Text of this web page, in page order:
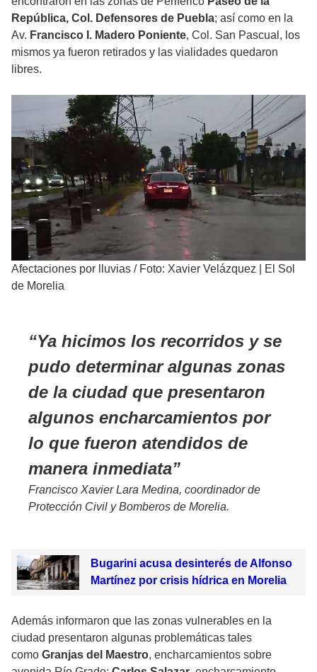
República, Col. Defensores de Puebla; así como en la
Av. Francisco I. Madero Poniente, Col. San Pascual, los
mismos ya fueron retirados y las vialidades quedaron
libres.
Afectaciones por lluvias / Foto: Xavier Velázquez | El Sol
de Morelia
Ya hicimos los recorridos y se
pudo determinar algunas zonas
de la ciudad que presentaron
algunos encharcamientos por
lo que fueron atendidos de
manera inmediata
Francisco Xavier Lara Medina, coordinador de
Protección Civil y Bomberos de Morelia.
Bugarini acusa desinterés de Alfonso
Martínez por crisis hídrica en Morelia
Además informaron que las zonas vulnerables en la
ciudad presentaron algunas problemáticas tales
como Granjas del Maestro, encharcamientos sobre